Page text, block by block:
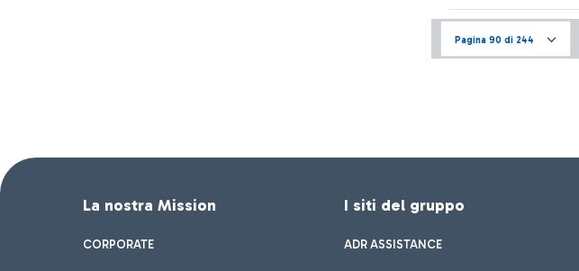
Pagina 90 di 244
La nostra Mission
CORPORATE
I siti del gruppo
ADR ASSISTANCE